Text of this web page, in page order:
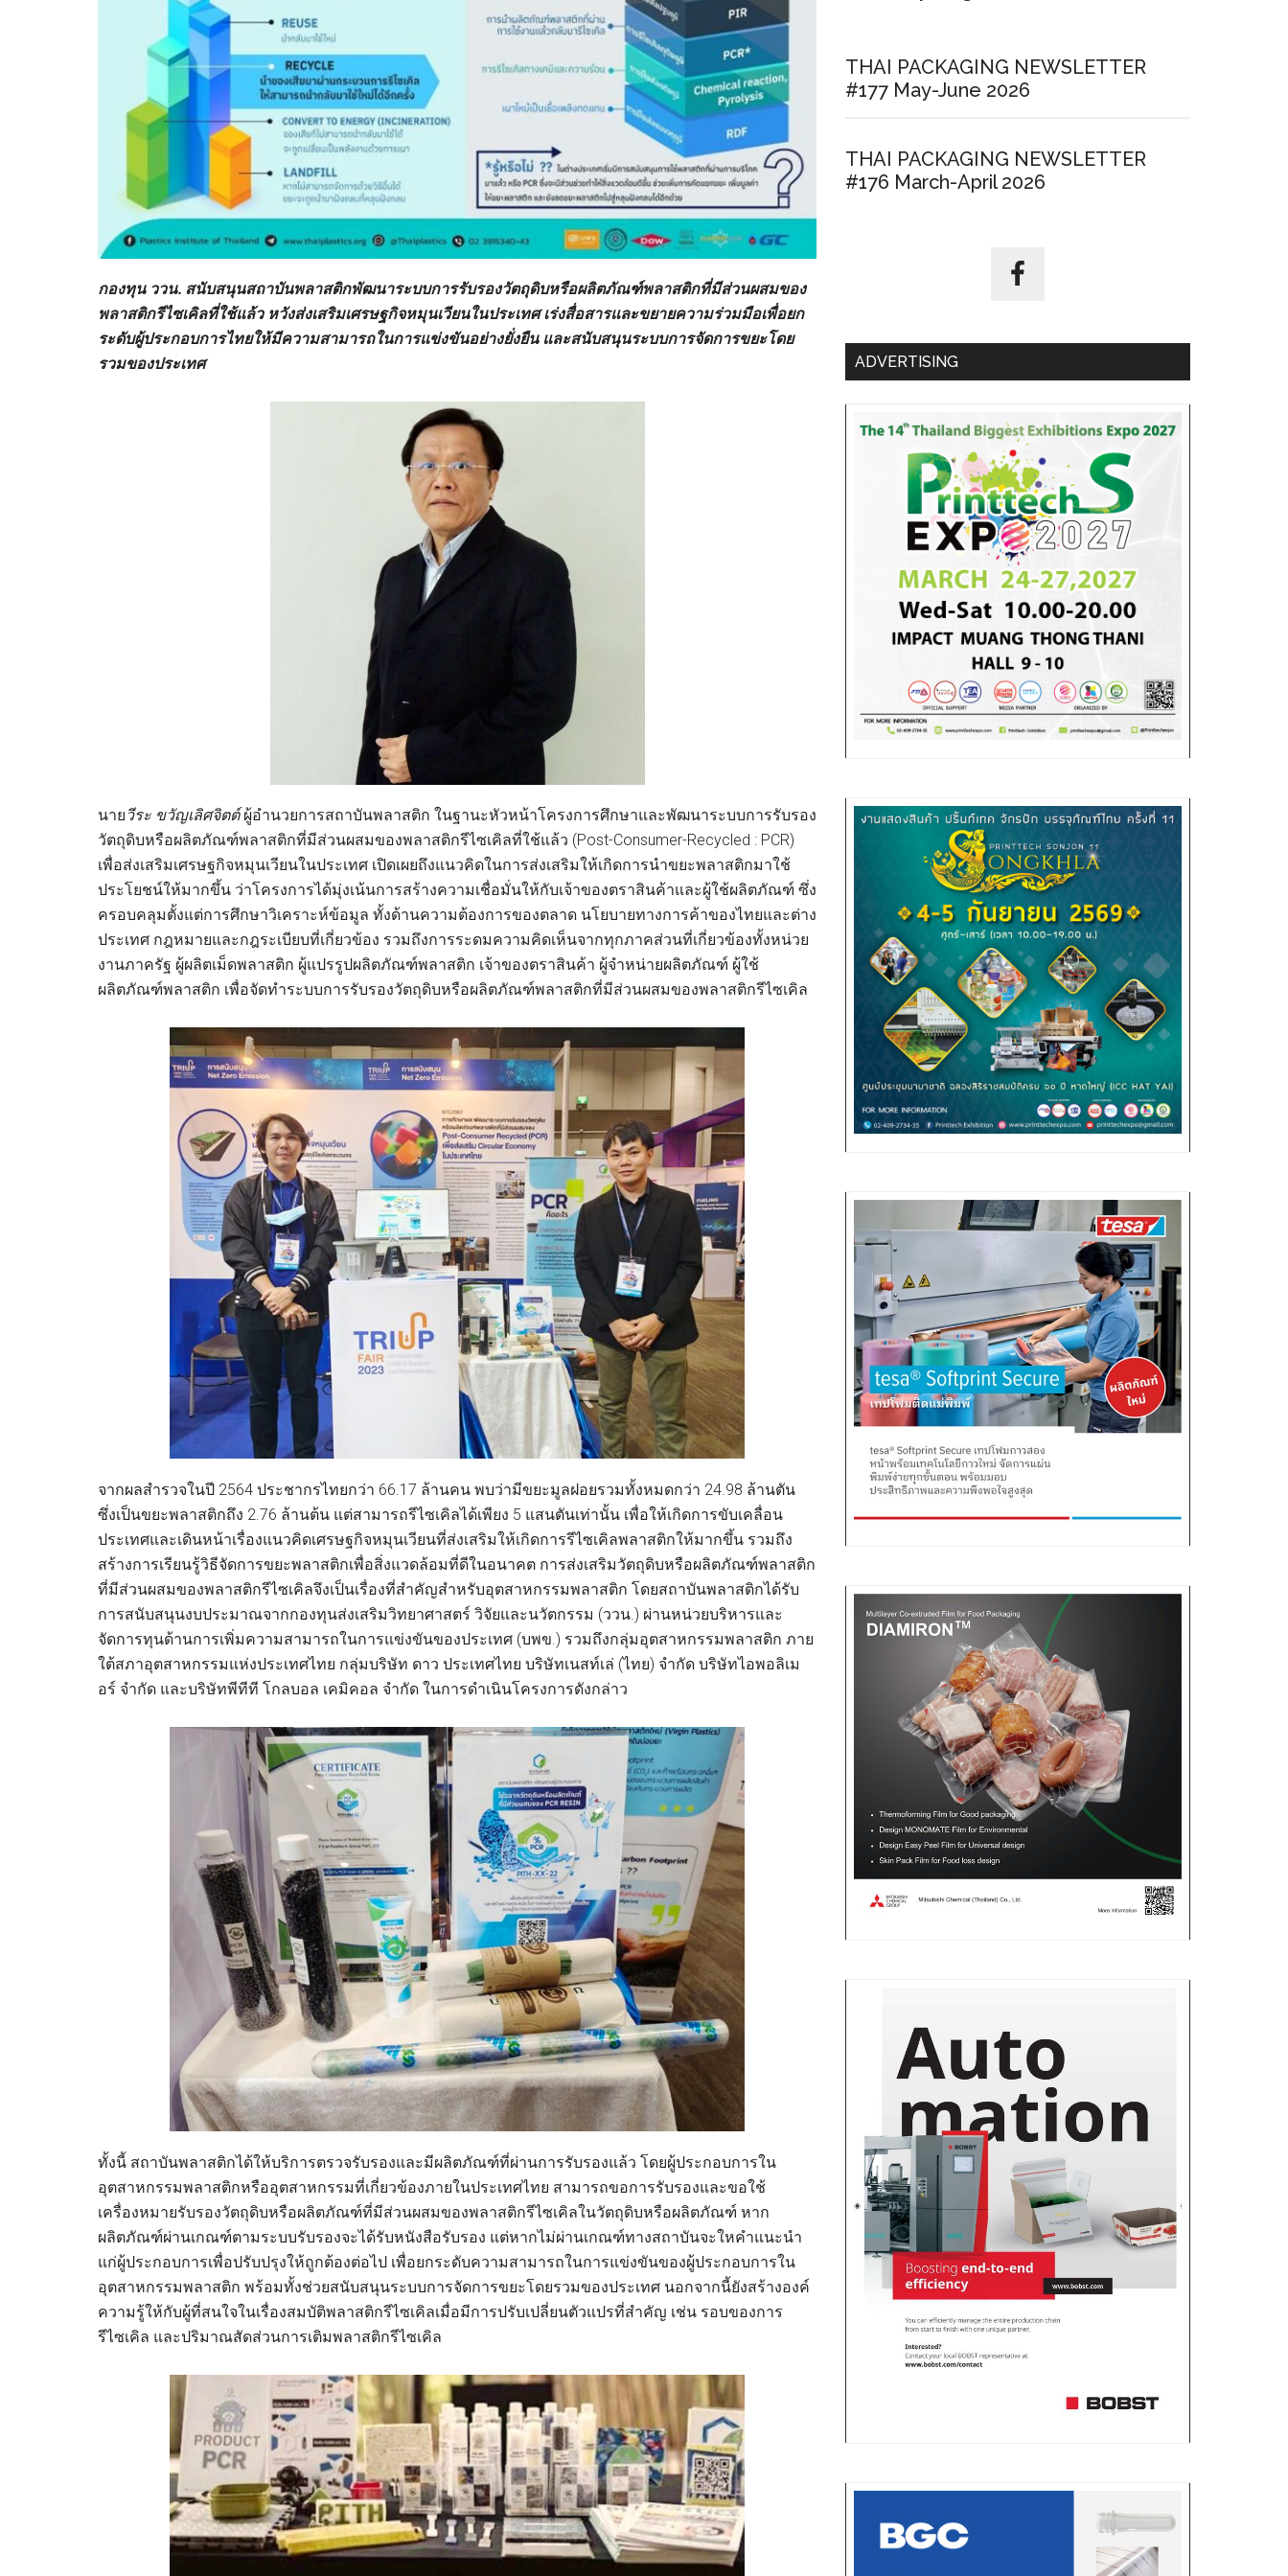
กองทุน ววน. สนับสนุนสถาบันพลาสติกพัฒนาระบบการรับรองวัตถุดิบหรือผลิตภัณฑ์พลาสติกที่มีส่วนผสมของ
พลาสติกรีไซเคิลที่ใช้แล้ว หวังส่งเสริมเศรษฐกิจหมุนเวียนในประเทศ เร่งสื่อสารและขยายความร่วมมือเพื่อยก
ระดับผู้ประกอบการไทยให้มีความสามารถในการแข่งขันอย่างยั่งยืน และสนับสนุนระบบการจัดการขยะโดย
รวมของประเทศ
นายวีระ ขวัญเลิศจิตต์ผู้อำนวยการสถาบันพลาสติก ในฐานะหัวหน้าโครงการศึกษาและพัฒนาระบบการรับรอง
วัตถุดิบหรือผลิตภัณฑ์พลาสติกที่มีส่วนผสมของพลาสติกรีไซเคิลที่ใช้แล้ว (Post-Consumer-Recycled : PCR)
เพื่อส่งเสริมเศรษฐกิจหมุนเวียนในประเทศ เปิดเผยถึงแนวคิดในการส่งเสริมให้เกิดการนำขยะพลาสติกมาใช้
ประโยชน์ให้มากขึ้น ว่าโครงการได้มุ่งเน้นการสร้างความเชื่อมั่นให้กับเจ้าของตราสินค้าและผู้ใช้ผลิตภัณฑ์ ซึ่ง
ครอบคลุมตั้งแต่การศึกษาวิเคราะห์ข้อมูล ทั้งด้านความต้องการของตลาด นโยบายทางการค้าของไทยและต่าง
ประเทศ กฎหมายและกฎระเบียบที่เกี่ยวข้อง รวมถึงการระดมความคิดเห็นจากทุกภาคส่วนที่เกี่ยวข้องทั้งหน่วย
งานภาครัฐ ผู้ผลิตเม็ดพลาสติก ผู้แปรรูปผลิตภัณฑ์พลาสติก เจ้าของตราสินค้า ผู้จำหน่ายผลิตภัณฑ์ ผู้ใช้
ผลิตภัณฑ์พลาสติก เพื่อจัดทำระบบการรับรองวัตถุดิบหรือผลิตภัณฑ์พลาสติกที่มีส่วนผสมของพลาสติกรีไซเคิล
จากผลสำรวจในปี 2564 ประชากรไทยกว่า 66.17 ล้านคน พบว่ามีขยะมูลฝอยรวมทั้งหมดกว่า 24.98 ล้านตัน
ซึ่งเป็นขยะพลาสติกถึง 2.76 ล้านต้น แต่สามารถรีไซเคิลได้เพียง 5 แสนตันเท่านั้น เพื่อให้เกิดการขับเคลื่อน
ประเทศและเดินหน้าเรื่องแนวคิดเศรษฐกิจหมุนเวียนที่ส่งเสริมให้เกิดการรีไซเคิลพลาสติกให้มากขึ้น รวมถึง
สร้างการเรียนรู้วิธีจัดการขยะพลาสติกเพื่อสิ่งแวดล้อมที่ดีในอนาคต การส่งเสริมวัตถุดิบหรือผลิตภัณฑ์พลาสติก
ที่มีส่วนผสมของพลาสติกรีไซเคิลจึงเป็นเรื่องที่สำคัญสำหรับอุตสาหกรรมพลาสติก โดยสถาบันพลาสติกได้รับ
การสนับสนุนงบประมาณจากกองทุนส่งเสริมวิทยาศาสตร์ วิจัยและนวัตกรรม (ววน.) ผ่านหน่วยบริหารและ
จัดการทุนด้านการเพิ่มความสามารถในการแข่งขันของประเทศ (บพข.) รวมถึงกลุ่มอุตสาหกรรมพลาสติก ภาย
ใต้สภาอุตสาหกรรมแห่งประเทศไทย กลุ่มบริษัท ดาว ประเทศไทย บริษัทเนสท์เล่ (ไทย) จำกัด บริษัทไอพอลิเม
อร์ จำกัด และบริษัทพีทีที โกลบอล เคมิคอล จำกัด ในการดำเนินโครงการดังกล่าว
ทั้งนี้ สถาบันพลาสติกได้ให้บริการตรวจรับรองและมีผลิตภัณฑ์ที่ผ่านการรับรองแล้ว โดยผู้ประกอบการใน
อุตสาหกรรมพลาสติกหรืออุตสาหกรรมที่เกี่ยวข้องภายในประเทศไทย สามารถขอการรับรองและขอใช้
เครื่องหมายรับรองวัตถุดิบหรือผลิตภัณฑ์ที่มีส่วนผสมของพลาสติกรีไซเคิลในวัตถุดิบหรือผลิตภัณฑ์ หาก
ผลิตภัณฑ์ผ่านเกณฑ์ตามระบบรับรองจะได้รับหนังสือรับรอง แต่หากไม่ผ่านเกณฑ์ทางสถาบันจะใหคำแนะนำ
แก่ผู้ประกอบการเพื่อปรับปรุงให้ถูกต้องต่อไป เพื่อยกระดับความสามารถในการแข่งขันของผู้ประกอบการใน
อุตสาหกรรมพลาสติก พร้อมทั้งช่วยสนับสนุนระบบการจัดการขยะโดยรวมของประเทศ นอกจากนี้ยังสร้างองค์
ความรู้ให้กับผู้ที่สนใจในเรื่องสมบัติพลาสติกรีไซเคิลเมื่อมีการปรับเปลี่ยนตัวแปรที่สำคัญ เช่น รอบของการ
รีไซเคิล และปริมาณสัดส่วนการเติมพลาสติกรีไซเคิล
THAI PACKAGING NEWSLETTER
#177 May-June 2026
THAI PACKAGING NEWSLETTER
#176 March-April 2026
ADVERTISING